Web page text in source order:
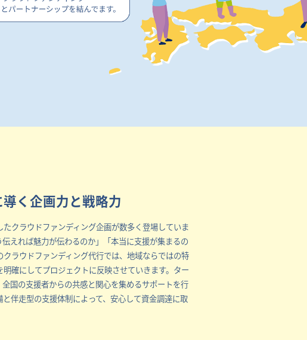
く企画力と戦略力
クラウドファンディング企画が数多く登場していま
えれば魅力が伝わるのか」「本当に支援が集まるの
ラウドファンディング代行では、地域ならではの特
確にしてプロジェクトに反映させていきます。ター
国の支援者からの共感と関心を集めるサポートを行
伴走型の支援体制によって、安心して資金調達に取